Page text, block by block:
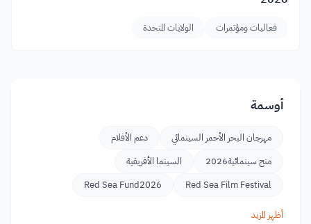
فعاليات ومؤتمرات الولايات المتحدة
أوسمة
مهرجان البحر الأحمر السينمائي
دعم الأفلام
منح سينمائية2026
السينما الأفريقية
Red Sea Film Festival
Red Sea Fund2026
أظهر المزيد